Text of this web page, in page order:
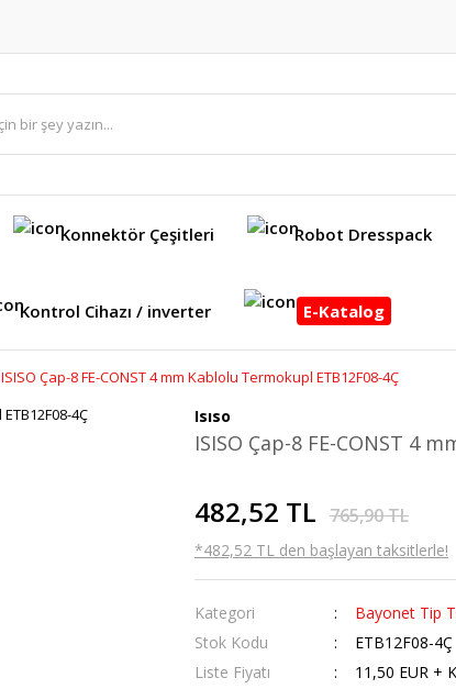
Konnektör Çeşitleri Robot Dresspack
Kontrol Cihazı / inverter E-Katalog
ISISO Çap-8 FE-CONST 4 mm Kablolu Termokupl ETB12F08-4Ç
Isıso
ISISO Çap-8 FE-CONST 4
482,52 TL 765,90 TL
*482,52 TL den başlayan taksitlerle!
Kategori Bayonet Tip
Stok Kodu
ETB12F08-4Ç
Liste Fiyatı
11,50 EUR +